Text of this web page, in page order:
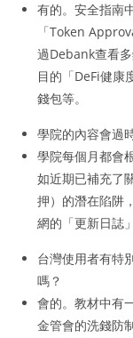
有的。安全指南
「Token
過Debank查看
目的「DeFi健康
錢包等。
學院的內容會過
學院每個月都會
如近期已補充了
押）的潛在陷阱
網的「更新日誌
台灣使用者有特
嗎？
會的。教材中有
金管會的洗錢防